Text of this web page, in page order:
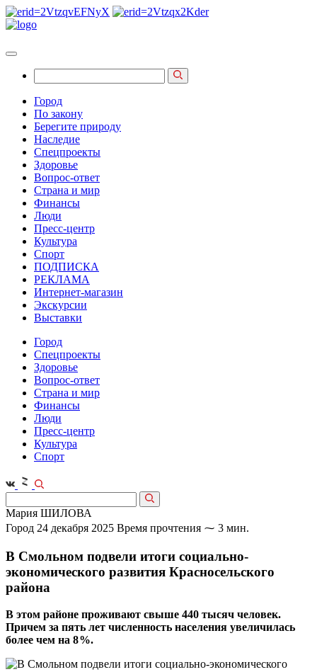
Город
По закону
Берегите природу
Наследие
Спецпроекты
Здоровье
Вопрос-ответ
Страна и мир
Финансы
Люди
Пресс-центр
Культура
Спорт
ПОДПИСКА
РЕКЛАМА
Интернет-магазин
Экскурсии
Выставки
Город
Спецпроекты
Здоровье
Вопрос-ответ
Страна и мир
Финансы
Люди
Пресс-центр
Культура
Спорт
Мария ШИЛОВА
Город 24 декабря 2025 Время прочтения ⁓ 3 мин.
В Смольном подвели итоги социально-
экономического развития Красносельского
района
В этом районе проживают свыше 440 тысяч человек.
Причем за пять лет численность населения увеличилась
более чем на 8 %.